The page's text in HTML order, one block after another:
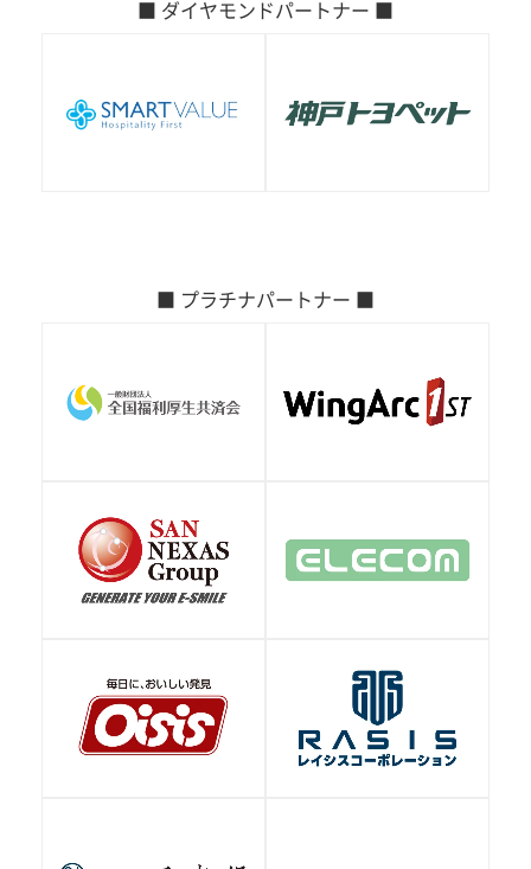
■ ダイヤモンドパートナー ■
■ プラチナパートナー ■